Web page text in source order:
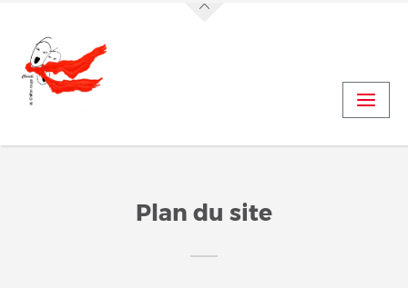
Vidéo Concert Le Boulou
Vidéo Concert Le Boulou (suite)
Plan du site